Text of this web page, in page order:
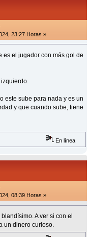
23:27 Horas »
es el jugador con más gol de
este sube para nada y es un
y que cuando sube, tiene
En línea
08:39 Horas »
A ver si con el
un dinero curioso.